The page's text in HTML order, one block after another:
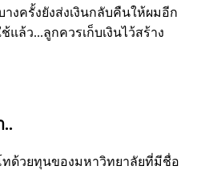
งครั้งยังส่งเงินกลับคืนให้ผมอีก
ล้ว...ลูกควรเก็บเงินไว้สร้าง
ด้วยทุนของมหาวิทยาลัยที่มีชื่อ